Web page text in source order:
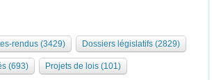
rendus (3429) Dossiers législatifs (2829)
(693) Projets de lois (101)